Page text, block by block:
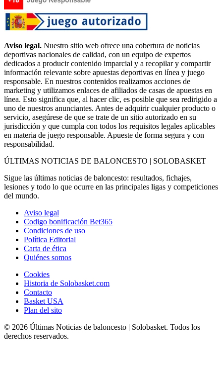
Aviso legal. Nuestro sitio web ofrece una cobertura de noticias
deportivas nacionales de calidad, con un equipo de expertos
dedicados a producir contenido imparcial y a recopilar y compartir
información relevante sobre apuestas deportivas en línea y juego
responsable. En nuestros contenidos realizamos acciones de
marketing y utilizamos enlaces de afiliados de casas de apuestas en
línea. Esto significa que, al hacer clic, es posible que sea redirigido a
uno de nuestros anunciantes. Antes de adquirir cualquier producto o
servicio, asegúrese de que se trate de un sitio autorizado en su
jurisdicción y que cumpla con todos los requisitos legales aplicables
en materia de juego responsable. Apueste de forma segura y con
responsabilidad.
ÚLTIMAS NOTICIAS DE BALONCESTO | SOLOBASKET
Sigue las últimas noticias de baloncesto: resultados, fichajes,
lesiones y todo lo que ocurre en las principales ligas y competiciones
del mundo.
Aviso legal
Codigo bonificación Bet365
Condiciones de uso
Política Editorial
Carta de ética
Quiénes somos
Cookies
Historia de Solobasket.com
Contacto
Basket USA
Plan del sito
© 2026 Últimas Noticias de baloncesto | Solobasket. Todos los
derechos reservados.